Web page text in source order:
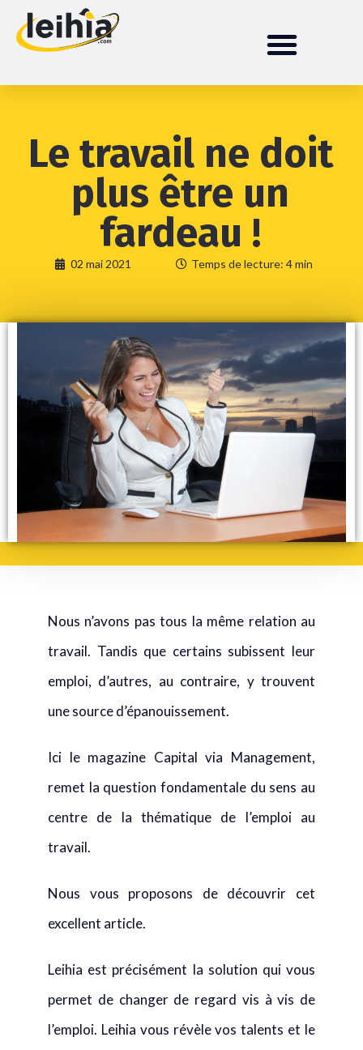
Le travail ne doit
plus être un
fardeau !
02 mai 2021 Temps de lecture: 4 min
Nous n’avons pas tous la même relation au
travail. Tandis que certains subissent leur
emploi, d’autres, au contraire, y trouvent
une source d’épanouissement.
Ici le magazine Capital via Management,
remet la question fondamentale du sens au
centre de la thématique de l’emploi au
travail.
Nous vous proposons de découvrir cet
excellent article.
Leihia est précisément la solution qui vous
permet de changer de regard vis à vis de
l’emploi. Leihia vous révèle vos talents et le